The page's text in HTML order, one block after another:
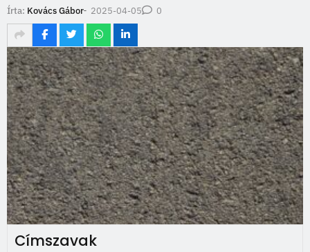
Írta: Kovács Gábor- 2025-04-05 0
Címszavak